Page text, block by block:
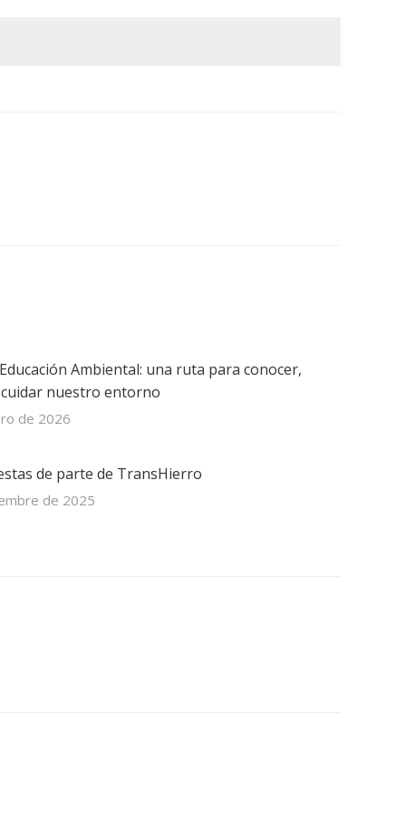
Ambiental: una ruta para conocer,
nuestro entorno
de 2026
de parte de TransHierro
de 2025